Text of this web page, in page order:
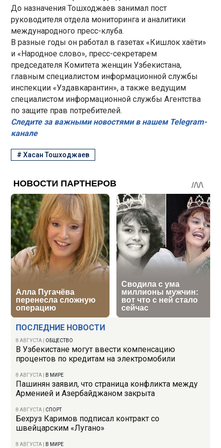
ПОСЛЕДНИЕ НОВОСТИ
8 АВГУСТА ОБЩЕСТВО
В Узбекистане могут ввести компенсацию
процентов по кредитам на электромобили
8 АВГУСТА В МИРЕ
Пашинян заявил, что страница конфликта между
Арменией и Азербайджаном закрыта
8 АВГУСТА СПОРТ
Бехруз Каримов подписал контракт со
швейцарским «Лугано»
8 АВГУСТА В МИРЕ
До назначения Тошходжаев занимал пост
руководителя отдела мониторинга и аналитики
международного пресс-клуба.
В разные годы он работал в газетах «Кишлок хаёти»
и «Народное слово», пресс-секретарем
председателя Комитета женщин Узбекистана,
главным специалистом информационной службы
инспекции «Уздавкарантин», а также ведущим
специалистом информационной службы Агентства
по защите прав потребителей.
Следите за важными новостями в нашем Telegram-
канале
#Хасан Тошходжаев